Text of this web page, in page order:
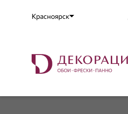
Красноярск